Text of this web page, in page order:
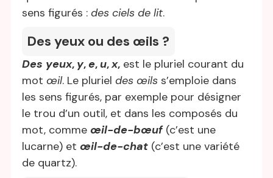
sens figurés : des ciels de lit.
Des yeux ou des œils ?
Des yeux, y,e, u,x, est le pluriel courant du
mot œil. Le pluriel des œils s’emploie dans
les sens figurés, par exemple pour désigner
le trou d’un outil, et dans les composés du
mot, comme œil-de-bœuf(c’est une
lucarne) et œil-de-chat (c’est une variété
de quartz).